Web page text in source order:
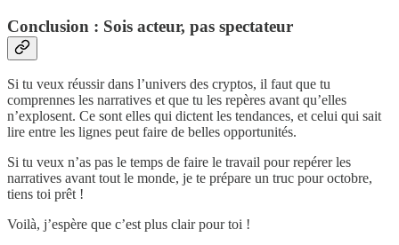
Conclusion : Sois acteur, pas spectateur
Si tu veux réussir dans l’univers des cryptos, il faut que tu
comprennes les narratives et que tu les repères avant qu’elles
n’explosent. Ce sont elles qui dictent les tendances, et celui qui sait
lire entre les lignes peut faire de belles opportunités.
Si tu veux n’as pas le temps de faire le travail pour repérer les
narratives avant tout le monde, je te prépare un truc pour octobre,
tiens toi prêt !
Voilà, j’espère que c’est plus clair pour toi !